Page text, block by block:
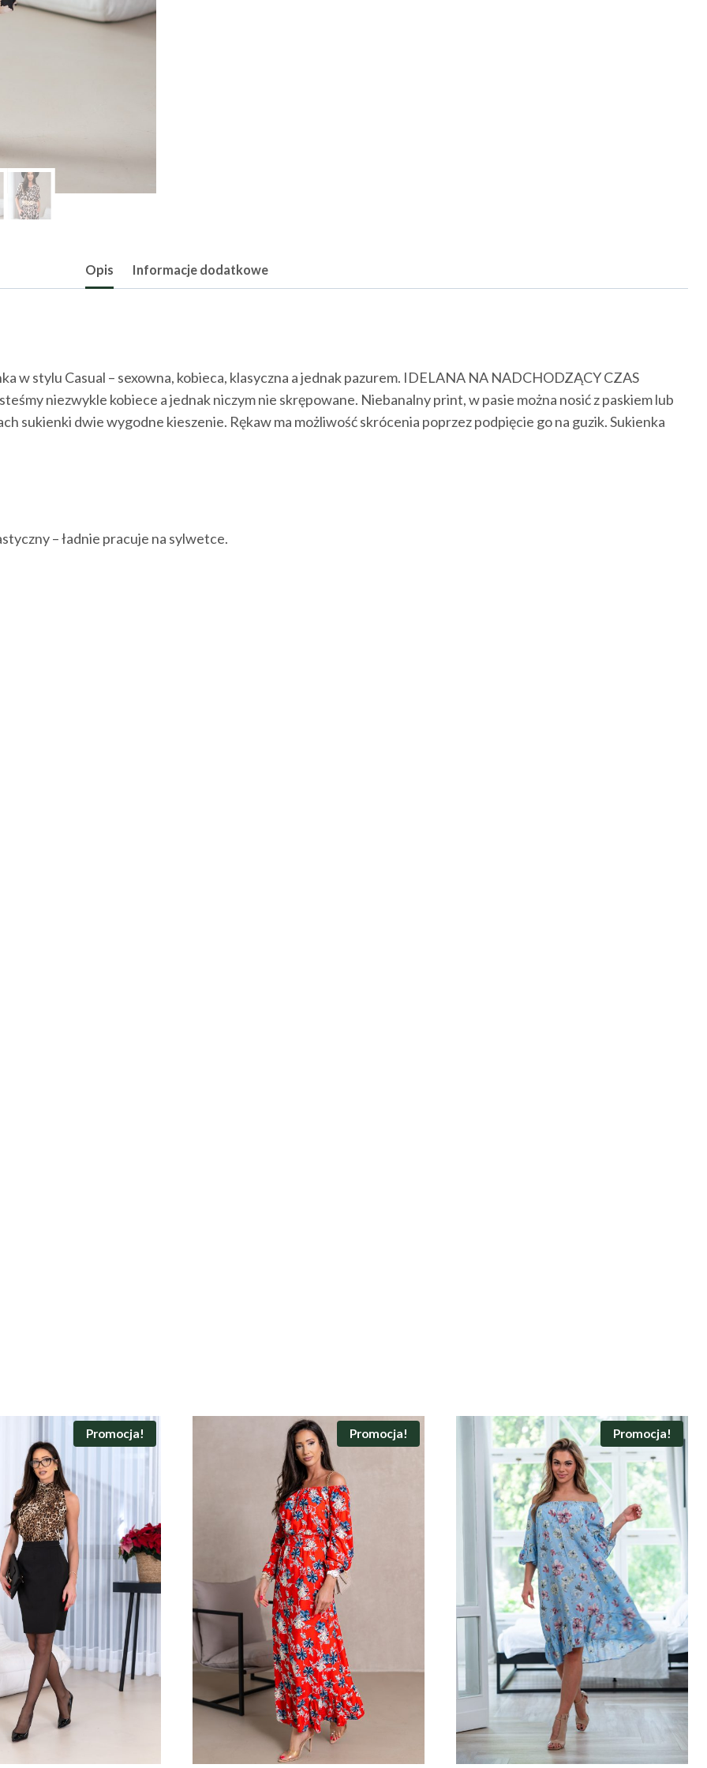
Opis Informacje dodatkowe
w stylu Casual – sexowna, kobieca, klasyczna a jednak pazurem. IDELANA NA NADCHODZĄCY CZAS
niezwykle kobiece a jednak niczym nie skrępowane. Niebanalny print, w pasie można nosić z paskiem lub
sukienki dwie wygodne kieszenie. Rękaw ma możliwość skrócenia poprzez podpięcie go na guzik. Sukienka
– ładnie pracuje na sylwetce.
Promocja! Promocja! Promocja!